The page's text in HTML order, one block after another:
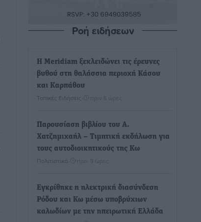
Ροή ειδήσεων
Η Meridiam ξεκλειδώνει τις έρευνες
βυθού στη θαλάσσια περιοχή Κάσου
και Καρπάθου
Τοπικές Ειδήσεις πριν 8 ώρες
Παρουσίαση βιβλίου του Α.
Χατζημιχαήλ – Τιμητική εκδήλωση για
τους αυτοδιοικητικούς της Κω
Πολιτιστικά πριν 9 ώρες
Εγκρίθηκε η ηλεκτρική διασύνδεση
Ρόδου και Κω μέσω υποβρύχιων
καλωδίων με την ηπειρωτική Ελλάδα